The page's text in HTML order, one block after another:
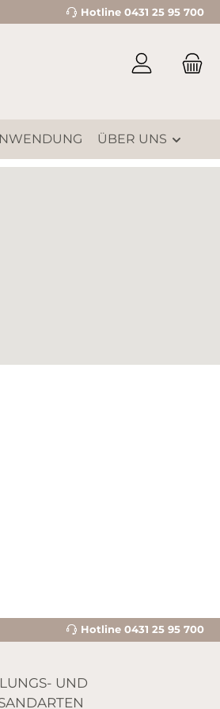
Hotline 0431 25 95 700
ÜBER UNS
Hotline 0431 25 95 700
UND